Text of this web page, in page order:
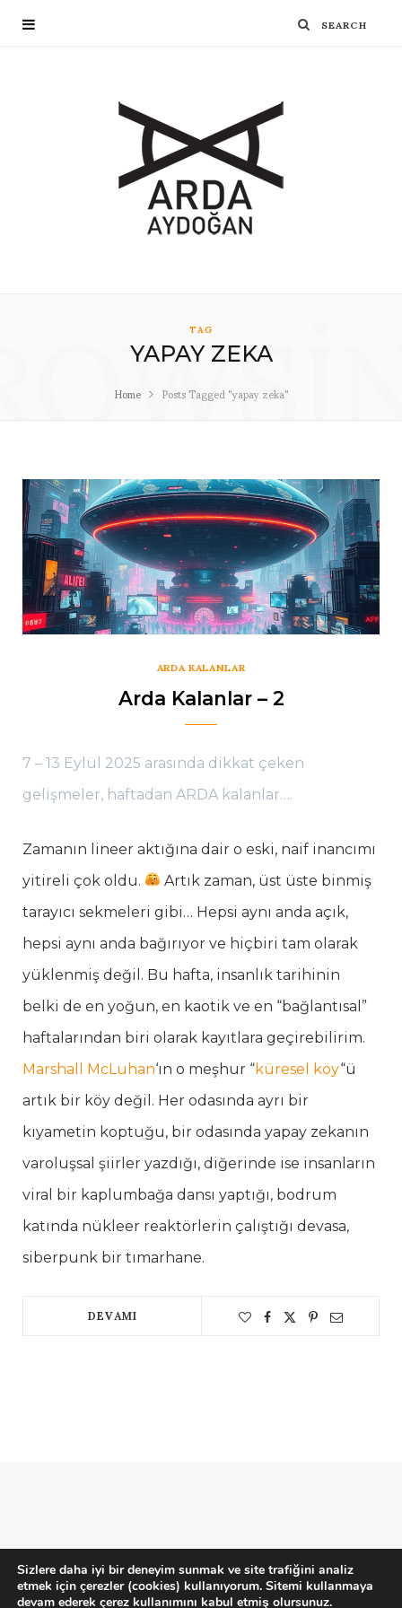
TAG
YAPAY ZEKA
Home Posts Tagged "yapay zeka"
ARDA KALANLAR
Arda Kalanlar – 2
7 – 13 Eylül 2025 arasında dikkat çeken
gelişmeler, haftadan ARDA kalanlar….
Zamanın lineer aktığına dair o eski, naif inancımı
yitireli çok oldu.
Artık zaman, üst üste binmiş
tarayıcı sekmeleri gibi… Hepsi aynı anda açık,
hepsi aynı anda bağırıyor ve hiçbiri tam olarak
yüklenmiş değil. Bu hafta, insanlık tarihinin
belki de en yoğun, en kaotik ve en “bağlantısal”
haftalarından biri olarak kayıtlara geçirebilirim.
Marshall McLuhan‘ın o meşhur “küresel köy“ü
artık bir köy değil. Her odasında ayrı bir
kıyametin koptuğu, bir odasında yapay zekanın
varoluşsal şiirler yazdığı, diğerinde ise insanların
viral bir kaplumbağa dansı yaptığı, bodrum
katında nükleer reaktörlerin çalıştığı devasa,
siberpunk bir tımarhane.
DEVAMI
Gizlilik Politikası Çerezler - Kullanım Şartları
Sizlere daha iyi bir deneyim sunmak ve site trafiğini analiz
etmek için çerezler (cookies) kullanıyorum. Sitemi kullanmaya
devam ederek çerez kullanımını kabul etmiş olursunuz.